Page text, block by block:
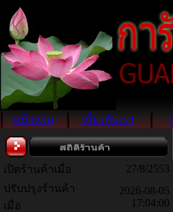
หน้าแรก เกี่ยวกับเรา
เปิดร้านค้าเมื่อ
27/8/2553
ปรับปรุงร้านค้า
เมื่อ
2026-08-05
17:04:00